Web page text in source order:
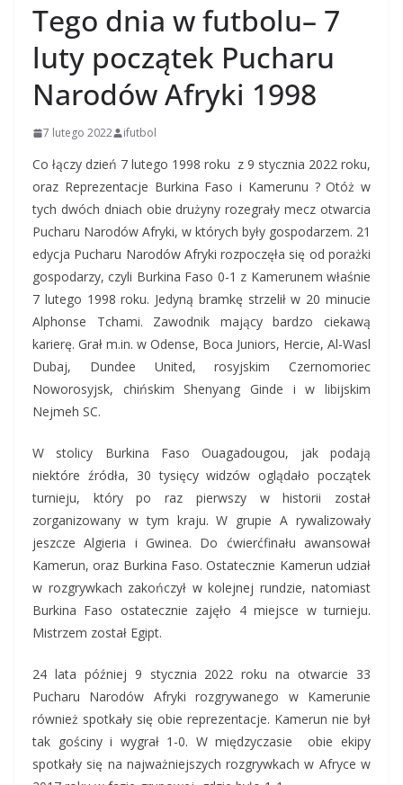
Tego dnia w futbolu– 7
luty początek Pucharu
Narodów Afryki 1998
7 lutego 2022 ifutbol
Co łączy dzień 7 lutego 1998 roku z 9 stycznia 2022 roku,
oraz Reprezentacje Burkina Faso i Kamerunu ? Otóż w
tych dwóch dniach obie drużyny rozegrały mecz otwarcia
Pucharu Narodów Afryki, w których były gospodarzem. 21
edycja Pucharu Narodów Afryki rozpoczęła się od porażki
gospodarzy, czyli Burkina Faso 0-1 z Kamerunem właśnie
7 lutego 1998 roku. Jedyną bramkę strzelił w 20 minucie
Alphonse Tchami. Zawodnik mający bardzo ciekawą
karierę. Grał m.in. w Odense, Boca Juniors, Hercie, Al-Wasl
Dubaj, Dundee United, rosyjskim Czernomoriec
Noworosyjsk, chińskim Shenyang Ginde i w libijskim
Nejmeh SC.
W stolicy Burkina Faso Ouagadougou, jak podają
niektóre źródła, 30 tysięcy widzów oglądało początek
turnieju, który po raz pierwszy w historii został
zorganizowany w tym kraju. W grupie A rywalizowały
jeszcze Algieria i Gwinea. Do ćwierćfinału awansował
Kamerun, oraz Burkina Faso. Ostatecznie Kamerun udział
w rozgrywkach zakończył w kolejnej rundzie, natomiast
Burkina Faso ostatecznie zajęło 4 miejsce w turnieju.
Mistrzem został Egipt.
24 lata później 9 stycznia 2022 roku na otwarcie 33
Pucharu Narodów Afryki rozgrywanego w Kamerunie
również spotkały się obie reprezentacje. Kamerun nie był
tak gościny i wygrał 1-0. W międzyczasie obie ekipy
spotkały się na najważniejszych rozgrywkach w Afryce w